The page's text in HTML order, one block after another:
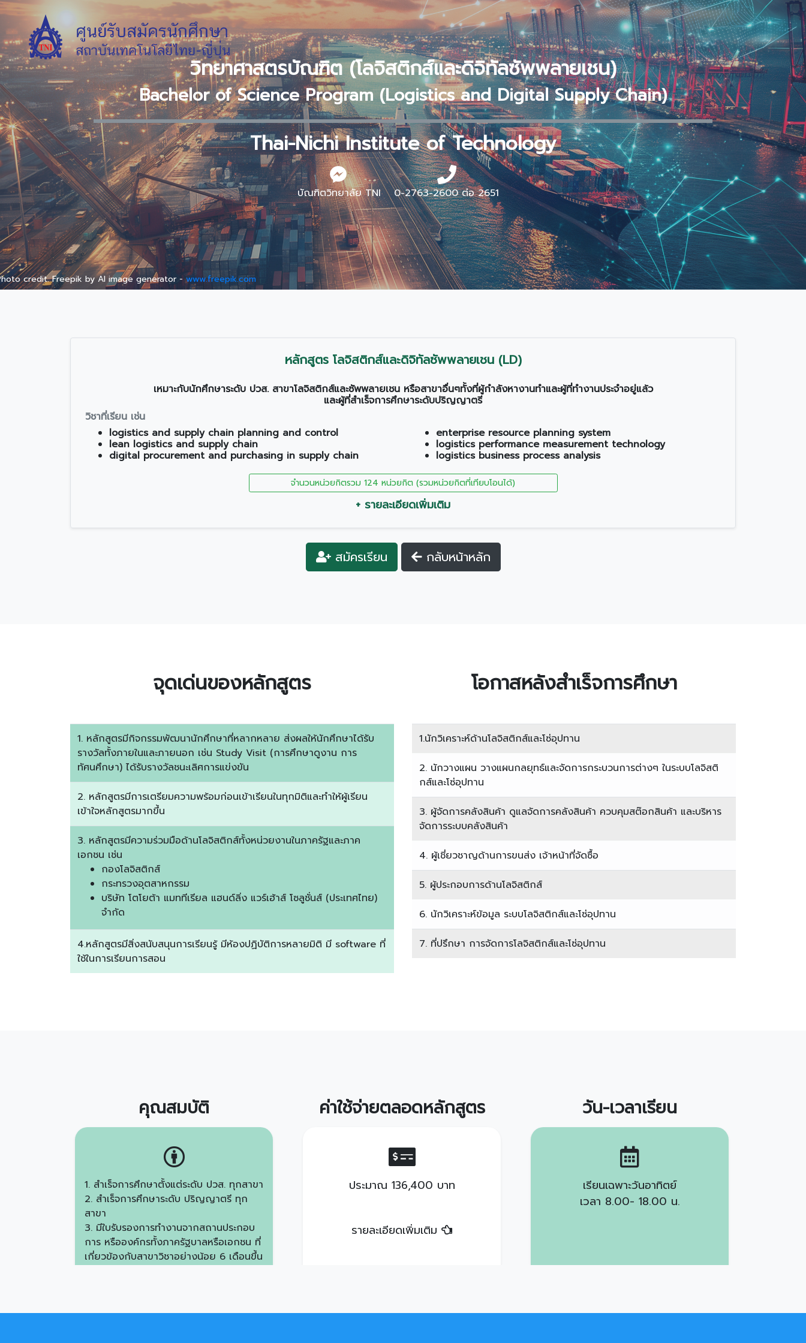
วิทยาศาสตรบัณฑิต (โลจิสติกส์และดิจิทัลซัพพลายเชน)
Bachelor of Science Program (Logistics and Digital Supply Chain)
Thai-Nichi Institute of Technology
บัณฑิตวิทยาลัย TNI 0-2763-2600 ต่อ 2651
credit. Freepik by AI image generator -www.freepik.com
หลักสูตร โลจิสติกส์และดิจิทัลซัพพลายเชน (LD)
เหมาะกับนักศึกษาระดับ ปวส. สาขาโลจิสติกส์และซัพพลายเชน หรือสาขาอื่นๆทั้งที่ผู้กำลังหางานทำและผู้ที่ทำงานประจำอยู่แล้ว
และผู้ที่สำเร็จการศึกษาระดับปริญญาตรี
วิชาที่เรียน เช่น
logistics and supply chain planning and control
lean logistics and supply chain
digital procurement and purchasing in supply chain
enterprise resource planning system
logistics performance measurement technology
logistics business process analysis
จำนวนหน่วยกิตรวม 124 หน่วยกิต (รวมหน่วยกิตที่เทียบโอนได้)
+ รายละเอียดเพิ่มเติม
สมัครเรียน กลับหน้าหลัก
จุดเด่นของหลักสูตร
1. หลักสูตรมีกิจกรรมพัฒนานักศึกษาที่หลากหลาย ส่งผลให้นักศึกษาได้รับ
รางวัลทั้งภายในและภายนอก เช่น Study Visit (การศึกษาดูงาน การ
ทัศนศึกษา) ได้รับรางวัลชนะเลิศการแข่งขัน
2. หลักสูตรมีการเตรียมความพร้อมก่อนเข้าเรียนในทุกมิติและทำให้ผู้เรียน
เข้าใจหลักสูตรมากขึ้น
3. หลักสูตรมีความร่วมมือด้านโลจิสติกส์ทั้งหน่วยงานในภาครัฐและภาค
เอกชน เช่น
กองโลจิสติกส์
กระทรวงอุตสาหกรรม
บริษัท โตโยต้า แมททีเรียล แฮนด์ลิ่ง แวร์เฮ้าส์ โซลูชั่นส์ (ประเทศไทย)
จำกัด
4.หลักสูตรมีสิ่งสนับสนุนการเรียนรู้ มีห้องปฏิบัติการหลายมิติ มี software ที่
ใช้ในการเรียนการสอน
โอกาสหลังสำเร็จการศึกษา
1.นักวิเคราะห์ด้านโลจิสติกส์และโซ่อุปทาน
2. นักวางแผน วางแผนกลยุทธ์และจัดการกระบวนการต่างๆ ในระบบโลจิสติ
กส์และโซ่อุปทาน
3. ผู้จัดการคลังสินค้า ดูแลจัดการคลังสินค้า ควบคุมสต๊อกสินค้า และบริหาร
จัดการระบบคลังสินค้า
4. ผู้เชี่ยวชาญด้านการขนส่ง เจ้าหน้าที่จัดซื้อ
5. ผู้ประกอบการด้านโลจิสติกส์
6. นักวิเคราะห์ข้อมูล ระบบโลจิสติกส์และโซ่อุปทาน
7. ที่ปรึกษา การจัดการโลจิสติกส์และโซ่อุปทาน
คุณสมบัติ
1. สำเร็จการศึกษาตั้งแต่ระดับ ปวส. ทุกสาขา
2. สำเร็จการศึกษาระดับ ปริญญาตรี ทุก
สาขา
3. มีใบรับรองการทำงานจากสถานประกอบ
การ หรือองค์กรทั้งภาครัฐบาลหรือเอกชน ที่
เกี่ยวข้องกับสาขาวิชาอย่างน้อย 6 เดือนขึ้น
ค่าใช้จ่ายตลอดหลักสูตร
ประมาณ 136,400 บาท
รายละเอียดเพิ่มเติม
วัน-เวลาเรียน
เรียนเฉพาะวันอาทิตย์
เวลา 8.00- 18.00 น.